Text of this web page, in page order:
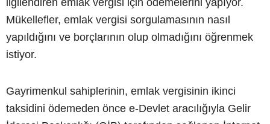
Mükellefler, emlak vergisi sorgulamasının nasıl
yapıldığını ve borçlarının olup olmadığını öğrenmek
istiyor.
Gayrimenkul sahiplerinin, emlak vergisinin ikinci
taksidini ödemeden önce e-Devlet aracılığıyla Gelir